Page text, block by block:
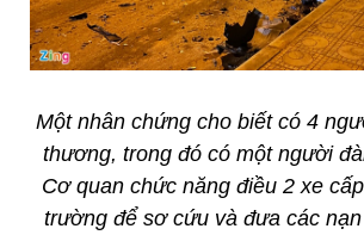
Một nhân chứng cho biết có 4
thương, trong đó có một người
Cơ quan chức năng điều 2 xe
trường để sơ cứu và đưa các